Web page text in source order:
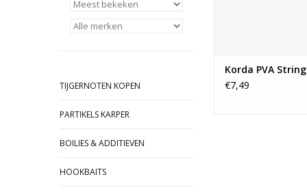
TIJGERNOTEN KOPEN
PARTIKELS KARPER
BOILIES & ADDITIEVEN
HOOKBAITS
Korda PVA String
€7,49